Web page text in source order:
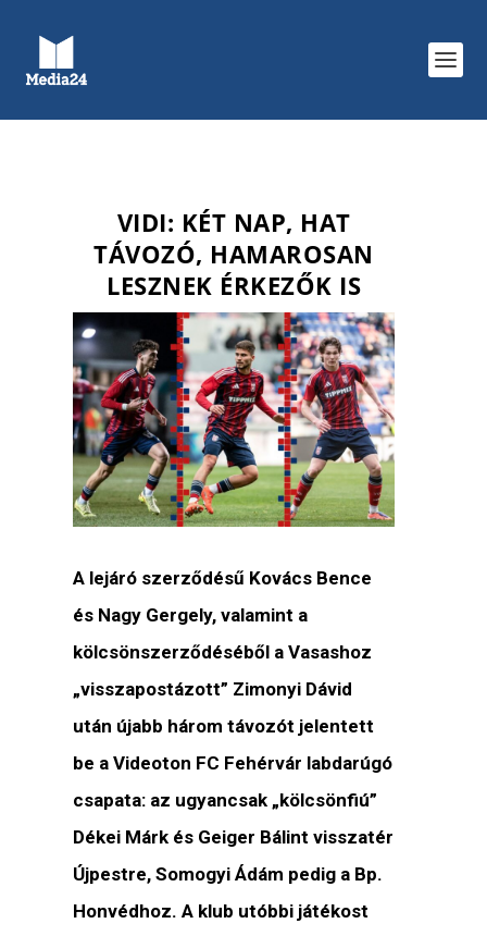
VIDI: KÉT NAP, HAT
TÁVOZÓ, HAMAROSAN
LESZNEK ÉRKEZŐK IS
A lejáró szerződésű Kovács Bence
és Nagy Gergely, valamint a
kölcsönszerződéséből a Vasashoz
„visszapostázott” Zimonyi Dávid
után újabb három távozót jelentett
be a Videoton FC Fehérvár labdarúgó
csapata: az ugyancsak „kölcsönfiú”
Dékei Márk és Geiger Bálint visszatér
Újpestre, Somogyi Ádám pedig a Bp.
Honvédhoz. A klub utóbbi játékost